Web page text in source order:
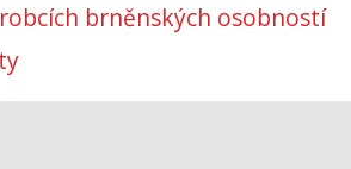
brněnských osobností